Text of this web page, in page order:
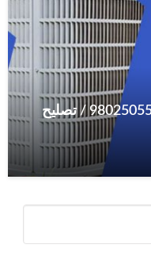
فني تكييف مركزي الخالدية / 98025055 / تصليح